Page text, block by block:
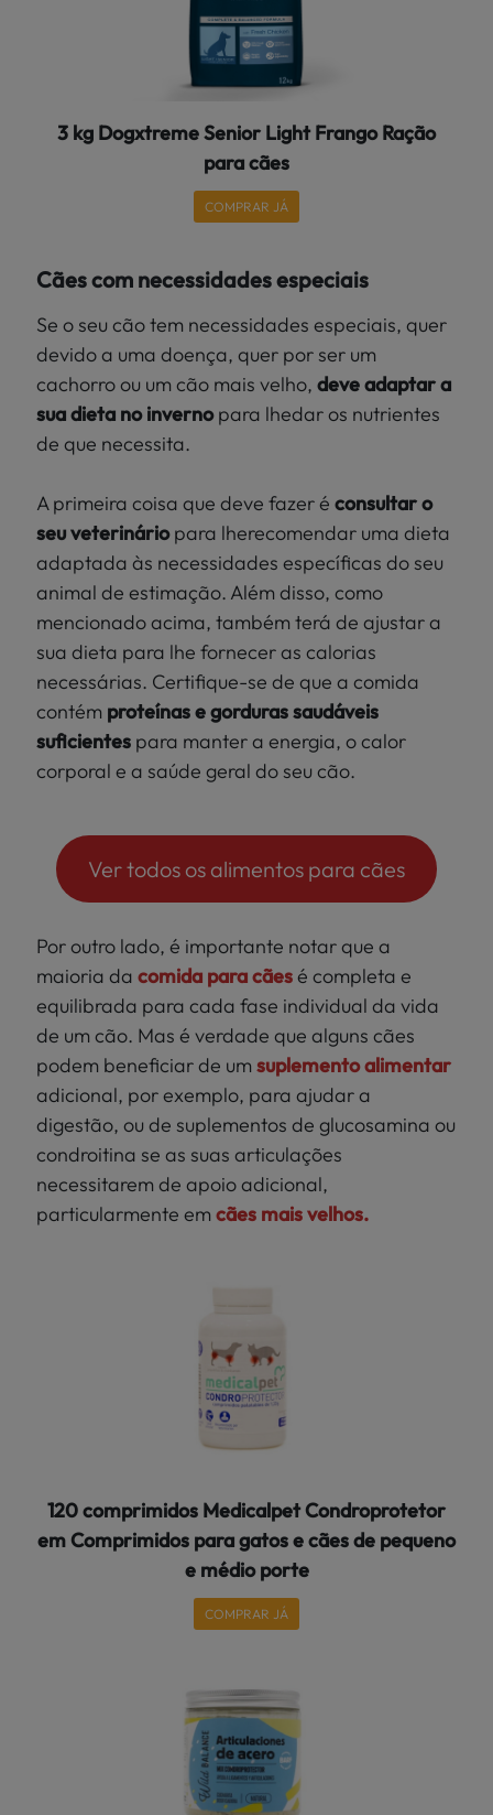
3 kg Dogxtreme Senior Light Frango Ração
para cães
COMPRAR JÁ
Cães com necessidades especiais
Se o seu cão tem necessidades especiais, quer
devido a uma doença, quer por ser um
cachorro ou um cão mais velho, deve adaptar a
sua dieta no invernopara lhedar os nutrientes
de que necessita.
A primeira coisa que deve fazer é consultar o
seu veterináriopara lherecomendar uma dieta
adaptada às necessidades específicas do seu
animal de estimação. Além disso, como
mencionado acima, também terá de ajustar a
sua dieta para lhe fornecer as calorias
necessárias. Certifique-se de que a comida
contém proteínas e gorduras saudáveis
suficientes para manter a energia, o calor
corporal e a saúde geral do seu cão.
Ver todos os alimentos para cães
Por outro lado, é importante notar que a
maioria da comida para cãesé completa e
equilibrada para cada fase individual da vida
de um cão. Mas é verdade que alguns cães
podem beneficiar de um suplemento alimentar
adicional, por exemplo, para ajudar a
digestão, ou de suplementos de glucosamina ou
condroitina se as suas articulações
necessitarem de apoio adicional,
particularmente em cães mais velhos.
120 comprimidos Medicalpet Condroprotetor
em Comprimidos para gatos e cães de pequeno
e médio porte
COMPRAR JÁ